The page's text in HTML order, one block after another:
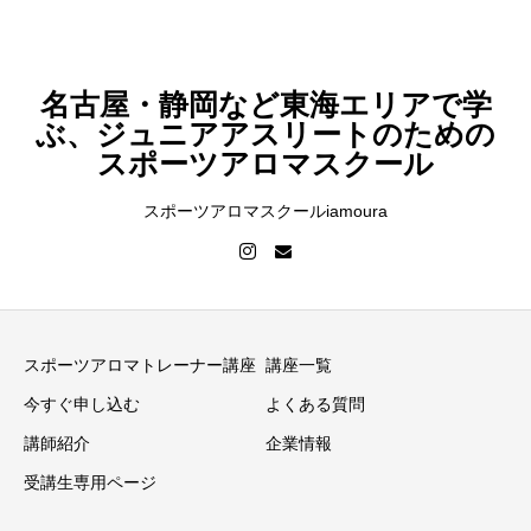
名古屋・静岡など東海エリアで学
ぶ、ジュニアアスリートのための
スポーツアロマスクール
スポーツアロマスクールiamoura
スポーツアロマトレーナー講座 講座一覧
今すぐ申し込む よくある質問
講師紹介 企業情報
受講生専用ページ